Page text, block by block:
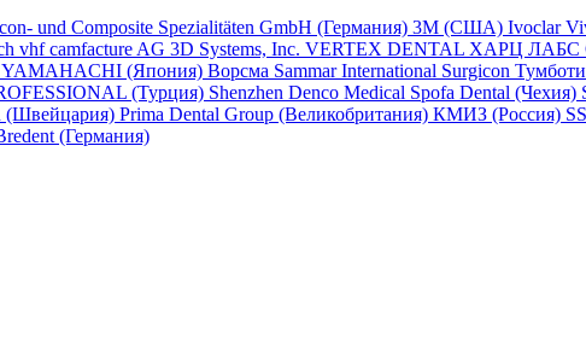
und Composite Spezialitäten GmbH (Германия) 3M (США) Ivoclar
vhf camfacture AG 3D Systems, Inc. VERTEX DENTAL ХАРЦ ЛАБС
YAMAHACHI (Япония) Ворсма Sammar International Surgicon
(Турция) Shenzhen Denco Medical Spofa Dental (Чехия)
Prima Dental Group (Великобритания) КМИЗ (Россия)
(Германия)